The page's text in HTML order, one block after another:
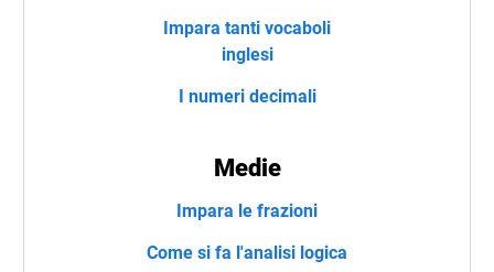
Impara tanti vocaboli
inglesi
I numeri decimali
Medie
Impara le frazioni
Come si fa l'analisi logica